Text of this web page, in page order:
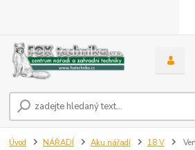
Úvod NÁŘADÍ Aku nářadí 18 V